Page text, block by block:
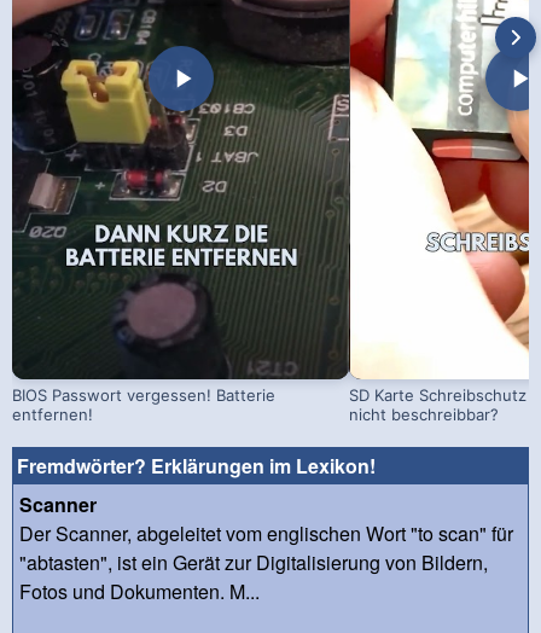
BIOS Passwort vergessen! Batterie
entfernen!
SD Karte Schreibschutz
nicht beschreibbar?
Fremdwörter? Erklärungen im Lexikon!
Scanner
Der Scanner, abgeleitet vom englischen Wort "to scan" für
"abtasten", ist ein Gerät zur Digitalisierung von Bildern,
Fotos und Dokumenten. M...